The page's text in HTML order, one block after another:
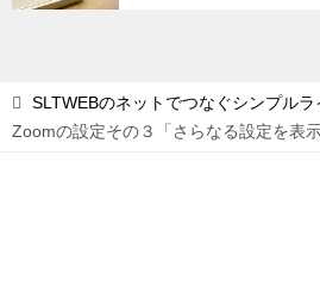
SLTWEBのネットでつなぐシンプルラ
Zoomの設定その３「さらなる設定を表